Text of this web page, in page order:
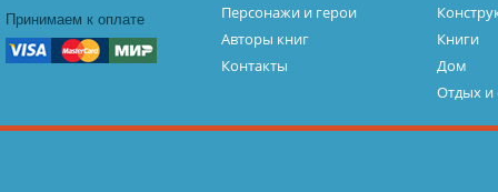
Принимаем к оплате
Персонажи и герои
Авторы книг
Контакты
Книги
Дом
Отдых и